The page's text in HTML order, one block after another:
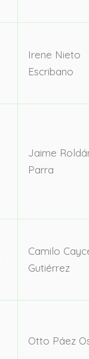
Irene Nieto
Escribano
Jaime
Parra
Camilo
Gutiérrez
Otto Páez